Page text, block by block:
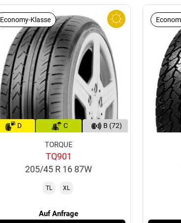
Economy-Klasse
D C B (72)
TORQUE
TQ901
205/45 R 16 87W
TL XL
Auf Anfrage